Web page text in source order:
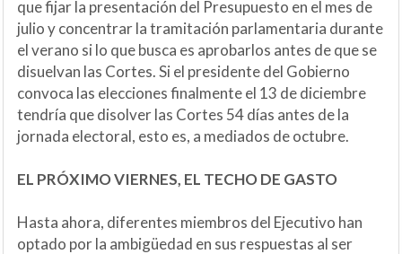
que fijar la presentación del Presupuesto en el mes de
julio y concentrar la tramitación parlamentaria durante
el verano si lo que busca es aprobarlos antes de que se
disuelvan las Cortes. Si el presidente del Gobierno
convoca las elecciones finalmente el 13 de diciembre
tendría que disolver las Cortes 54 días antes de la
jornada electoral, esto es, a mediados de octubre.
EL PRÓXIMO VIERNES, EL TECHO DE GASTO
Hasta ahora, diferentes miembros del Ejecutivo han
optado por la ambigüedad en sus respuestas al ser